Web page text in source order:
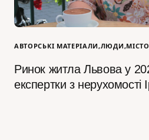
АВТОРСЬКІ МАТЕРІАЛИ ЛЮДИ МІСТО
Ринок житла Львова у
експертки з нерухомості